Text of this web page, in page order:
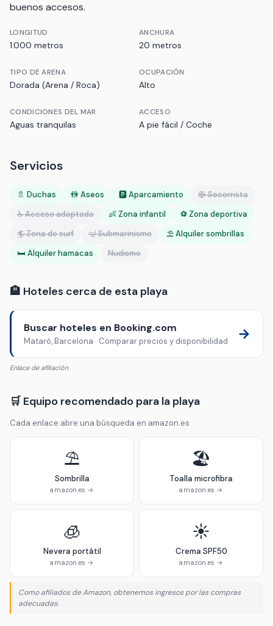
buenos accesos.
LONGITUD
1.000 metros
ANCHURA
20 metros
TIPO DE ARENA
Dorada (Arena / Roca)
OCUPACIÓN
Alto
CONDICIONES DEL MAR
Aguas tranquilas
ACCESO
A pie fácil / Coche
Servicios
🚿 Duchas 🚻 Aseos 🅿️ Aparcamiento
🛟 Socorrista
♿ Acceso adaptado
👶 Zona infantil
⚽ Zona deportiva
🏄 Zona de surf
🤿 Submarinismo
⛱️ Alquiler sombrillas
🛏️ Alquiler hamacas
Nudismo
🏨 Hoteles cerca de esta playa
Buscar hoteles en Booking.com
Mataró, Barcelona · Comparar precios y disponibilidad →
Enlace de afiliación
🛒 Equipo recomendado para la playa
Cada enlace abre una búsqueda en amazon.es
⛱️
Sombrilla
amazon.es →
🏖️
Toalla microfibra
amazon.es →
🧊
Nevera portátil
amazon.es →
☀️
Crema SPF50
amazon.es →
Como afiliados de Amazon, obtenemos ingresos por las compras
adecuadas.